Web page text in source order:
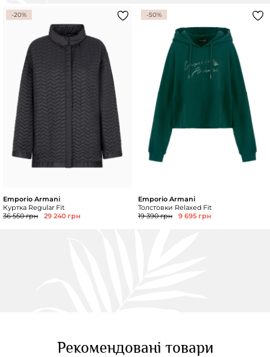
-20%
Emporio Armani
Куртка Regular Fit
36 550 грн
29 240 грн
-50%
Emporio Armani
Толстовки Relaxed Fit
19 390 грн
9 695 грн
Рекомендовані товари